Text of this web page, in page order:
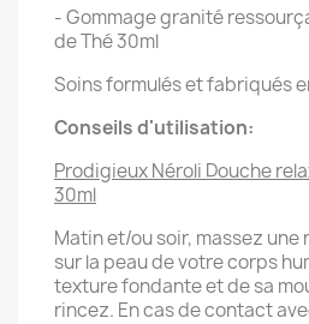
- Gommage granité
de Thé 30ml
Soins formulés et fabriqués
Conseils d'utilisation:
Prodigieux Néroli Douche
30ml
Matin et/ou soir, massez une
sur la peau de votre corps
texture fondante et de sa
rincez. En cas de contact